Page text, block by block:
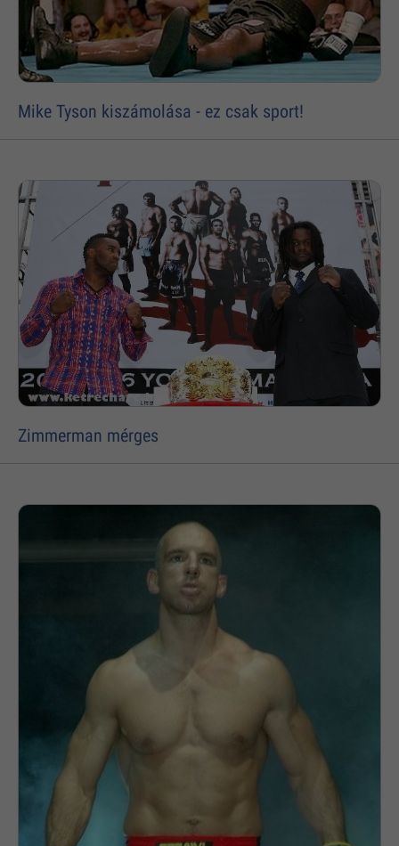
Mike Tyson kiszámolása - ez csak sport!
Zimmerman mérges